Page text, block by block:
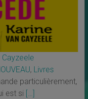
, Livres
particulièrement,
est si […]